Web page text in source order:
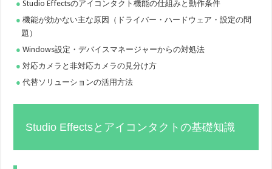
Studio Effectsのアイコンタクト機能の仕組みと動作条件
機能が効かない主な原因（ドライバー・ハードウェア・設定の問
題）
Windows設定・デバイスマネージャーからの対処法
対応カメラと非対応カメラの見分け方
代替ソリューションの活用方法
Studio Effectsとアイコンタクトの基礎知識